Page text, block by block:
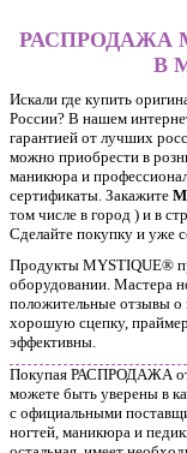
РАСПРОДАЖА
В
Искали где купить
России? В нашем
гарантией от лучших
можно приобрести в
маникюра и
сертификаты. Закажите
том числе в город ) и в
Сделайте покупку и уже
Продукты MYSTIQUE®
оборудовании. Мастера
положительные отзывы
хорошую сцепку,
эффективны.
Покупая РАСПРОДАЖА от
можете быть уверены в
с официальными
ногтей, маникюра и